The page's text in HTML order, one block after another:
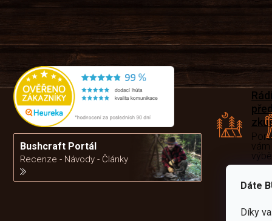
Dáte
Díky
Bushcraft Portál
Recenze - Návody - Články
Rádi
vám